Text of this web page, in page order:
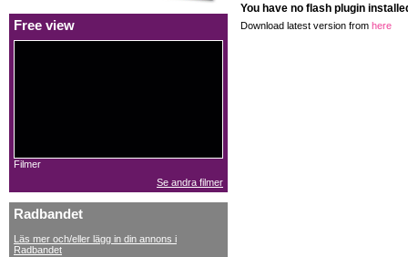
Free view
Filmer
Se andra filmer
Radbandet
Läs mer och/eller lägg in din annons i
Radbandet
You have no flash plugin
Download latest version from here